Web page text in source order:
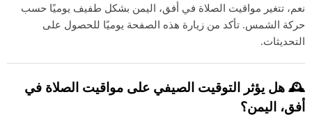
نعم، تتغير مواقيت الصلاة في أفق، اليمن بشكل طفيف يوميًا حسب
حركة الشمس. تأكد من زيارة هذه الصفحة يوميًا للحصول على
التحديثات.
🕰️ هل يؤثر التوقيت الصيفي على مواقيت الصلاة في
أفق، اليمن؟